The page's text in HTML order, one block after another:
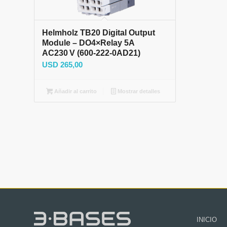
Helmholz TB20 Digital Output
Module – DO4×Relay 5A
AC230 V (600‑222‑0AD21)
USD 265,00
Añadir al carrito Mostrar detalles
INICIO